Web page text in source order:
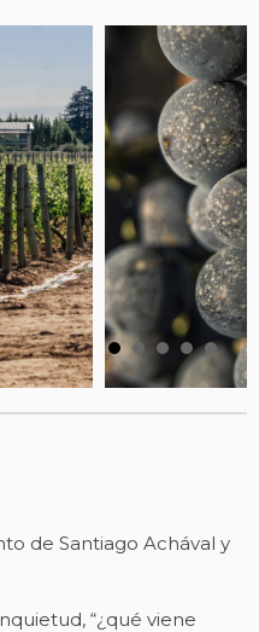
de Santiago Achával y
“¿qué viene